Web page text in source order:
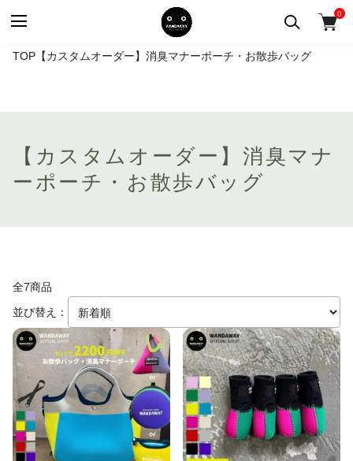
0
TOP 【カスタムオーダー】消臭マナーポーチ・お散歩バッグ
【カスタムオーダー】消臭マナ
ーポーチ・お散歩バッグ
全7商品
並び替え：